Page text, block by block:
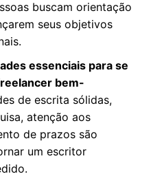
buscam orientação
seus objetivos
essenciais para se
bem-
de escrita sólidas,
atenção aos
de prazos são
um escritor